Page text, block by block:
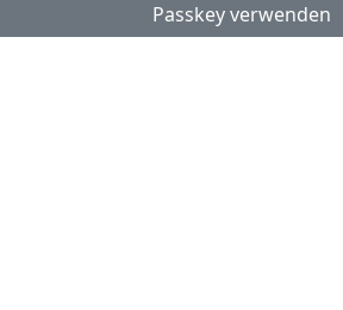
Passkey verwenden